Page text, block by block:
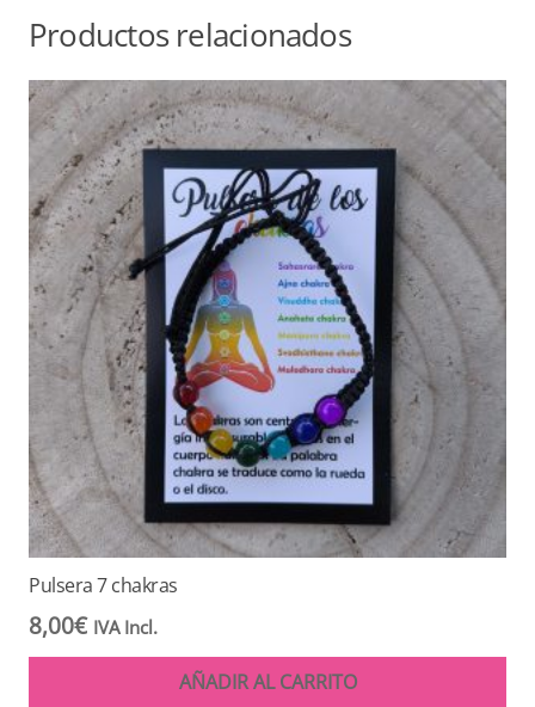
Productos relacionados
Pulsera 7 chakras
8,00€ IVA Incl.
AÑADIR AL CARRITO